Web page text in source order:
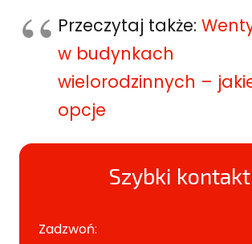
Przeczytaj także:
w budynkach
wielorodzinnych –
opcje
Szybki kontakt
Zadzwoń: